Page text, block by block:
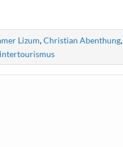
Lizum,Christian Abenthung,